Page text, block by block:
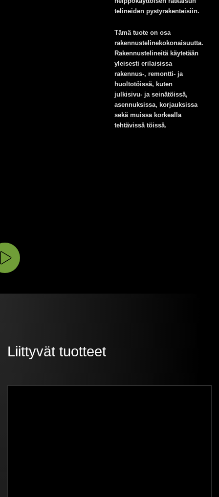
telineiden pystyrakenteisiin.
Tämä tuote on osa
rakennustelinekokonaisuutta.
Rakennustelineitä käytetään
yleisesti erilaisissa
rakennus-, remontti- ja
huoltotöissä, kuten
julkisivu- ja seinätöissä,
asennuksissa, korjauksissa
sekä muissa korkealla
tehtävissä töissä.
Liittyvät tuotteet